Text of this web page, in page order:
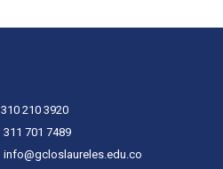
310 210 3920
311 701 7489
info@gcloslaureles.edu.co